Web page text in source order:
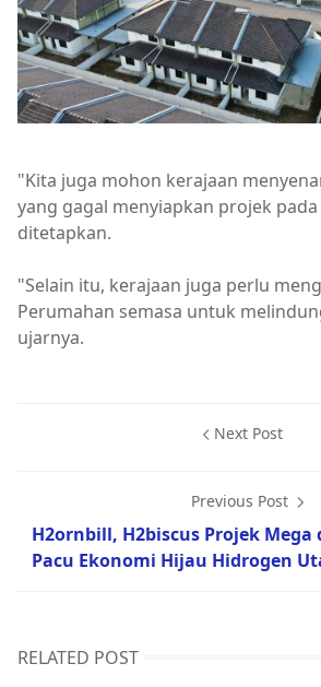
"Kita juga mohon kerajaan
yang gagal menyiapkan projek pada
ditetapkan.
"Selain itu, kerajaan juga perlu
Perumahan semasa untuk
ujarnya.
Next Post
Previous Post
H2ornbill, H2biscus Projek
Pacu Ekonomi Hijau Hidrogen
RELATED POST